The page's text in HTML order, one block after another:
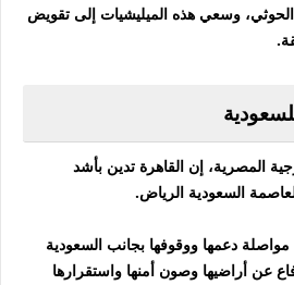
الحوثي، وسعي هذه الميليشيات إلى تقويض
المصرية، إن القاهرة تدين بأشد
السعودية الرياض.
دعمها ووقوفها بجانب السعودية
عن أراضيها وصون أمنها واستقرارها